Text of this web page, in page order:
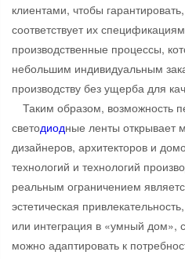
клиентами, чтобы
соответствует их
производственные процессы,
небольшим индивидуальным
производству без ущерба для
Таким образом, возможность
светодиодные ленты открывает
дизайнеров, архитекторов и
технологий и технологий
реальным ограничением
эстетическая
или интеграция в «умный дом»,
можно адаптировать к